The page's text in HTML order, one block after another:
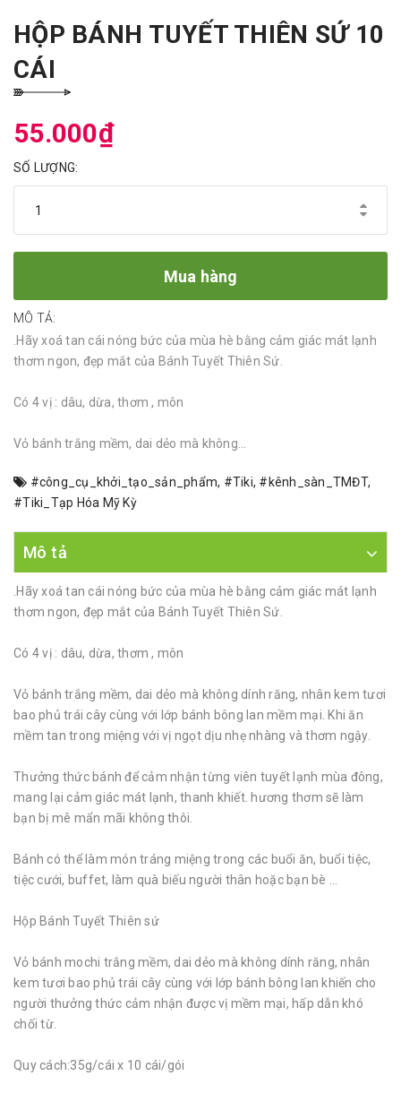
HỘP BÁNH TUYẾT THIÊN SỨ 10
CÁI
55.000₫
SỐ LƯỢNG:
Mua hàng
MÔ TẢ:
.Hãy xoá tan cái nóng bức của mùa hè bằng cảm giác mát lạnh
thơm ngon, đẹp mắt của Bánh Tuyết Thiên Sứ.
Có 4 vị : dâu, dừa, thơm , môn
Vỏ bánh trắng mềm, dai dẻo mà không...
#công_cụ_khởi_tạo_sản_phẩm, #Tiki, #kênh_sàn_TMĐT,
#Tiki_Tạp Hóa Mỹ Kỳ
Mô tả
.Hãy xoá tan cái nóng bức của mùa hè bằng cảm giác mát lạnh
thơm ngon, đẹp mắt của Bánh Tuyết Thiên Sứ.
Có 4 vị : dâu, dừa, thơm , môn
Vỏ bánh trắng mềm, dai dẻo mà không dính răng, nhân kem tươi
bao phủ trái cây cùng với lớp bánh bông lan mềm mại. Khi ăn
mềm tan trong miệng với vị ngọt dịu nhẹ nhàng và thơm ngậy.
Thưởng thức bánh để cảm nhận từng viên tuyết lạnh mùa đông,
mang lại cảm giác mát lạnh, thanh khiết. hương thơm sẽ làm
bạn bị mê mẩn mãi không thôi.
Bánh có thể làm món tráng miệng trong các buổi ăn, buổi tiệc,
tiệc cưới, buffet, làm quà biếu người thân hoặc bạn bè …
Hộp Bánh Tuyết Thiên sứ
Vỏ bánh mochi trắng mềm, dai dẻo mà không dính răng, nhân
kem tươi bao phủ trái cây cùng với lớp bánh bông lan khiến cho
người thưởng thức cảm nhận được vị mềm mại, hấp dẫn khó
chối từ.
Quy cách:35g/cái x 10 cái/gói